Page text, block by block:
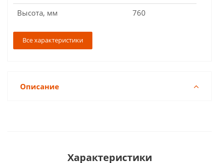
Высота, мм
760
Все характеристики
Описание
Характеристики